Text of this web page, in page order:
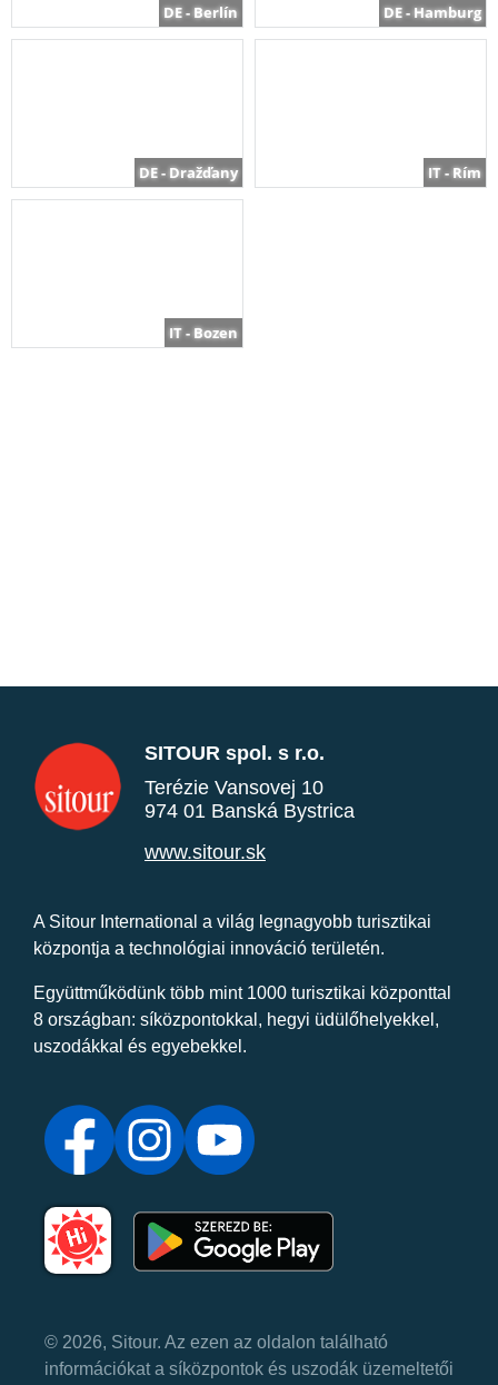
DE - Berlín DE - Hamburg
DE - Dražďany IT - Rím
IT - Bozen
SITOUR spol. s r.o.
Terézie Vansovej 10
974 01 Banská Bystrica
www.sitour.sk
A Sitour International a világ legnagyobb turisztikai
központja a technológiai innováció területén.
Együttműködünk több mint 1000 turisztikai központtal
8 országban: síközpontokkal, hegyi üdülőhelyekkel,
uszodákkal és egyebekkel.
© 2026, Sitour. Az ezen az oldalon található
információkat a síközpontok és uszodák üzemeltetői